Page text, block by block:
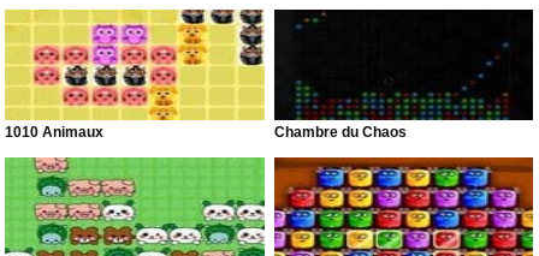
1010 Animaux Chambre du Chaos